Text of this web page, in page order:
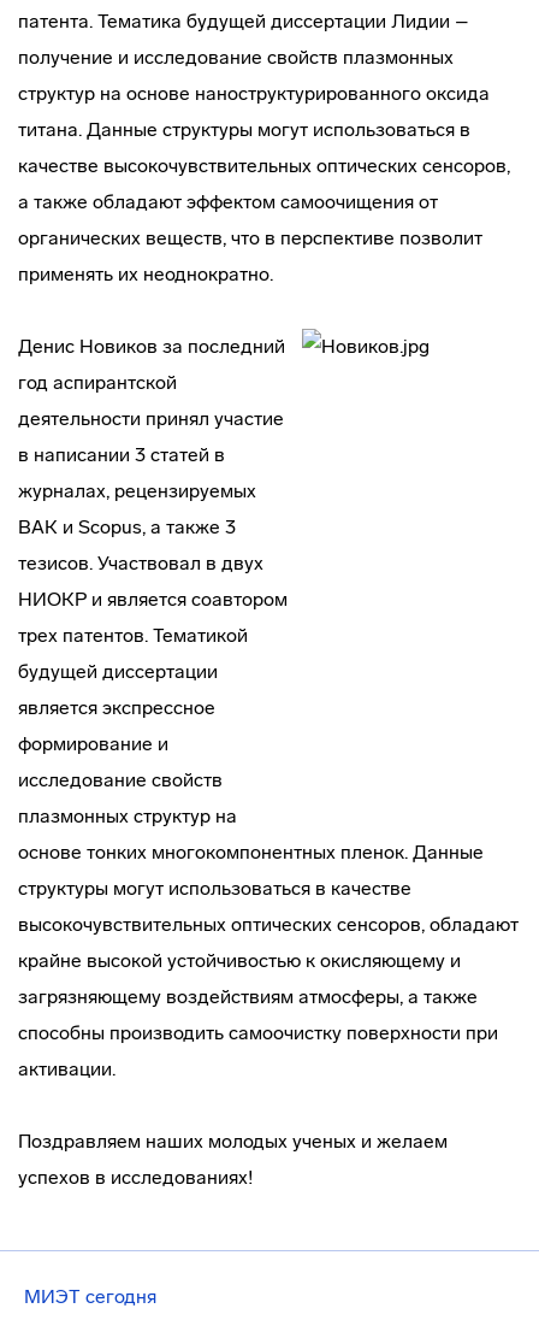
патента. Тематика будущей диссертации Лидии –
получение и исследование свойств плазмонных
структур на основе наноструктурированного оксида
титана. Данные структуры могут использоваться в
качестве высокочувствительных оптических сенсоров,
а также обладают эффектом самоочищения от
органических веществ, что в перспективе позволит
применять их неоднократно.
Денис Новиков за последний
год аспирантской
деятельности принял участие
в написании 3 статей в
журналах, рецензируемых
ВАК и Scopus, а также 3
тезисов. Участвовал в двух
НИОКР и является соавтором
трех патентов. Тематикой
будущей диссертации
является экспрессное
формирование и
исследование свойств
плазмонных структур на
основе тонких многокомпонентных пленок. Данные
структуры могут использоваться в качестве
высокочувствительных оптических сенсоров, обладают
крайне высокой устойчивостью к окисляющему и
загрязняющему воздействиям атмосферы, а также
способны производить самоочистку поверхности при
активации.
Поздравляем наших молодых ученых и желаем
успехов в исследованиях!
МИЭТ сегодня